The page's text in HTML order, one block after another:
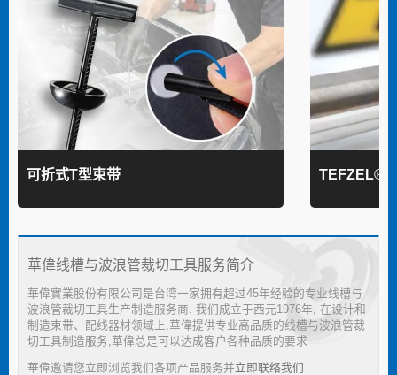
可折式T型束带 TEFZEL®
華偉线槽与波浪管裁切工具服务简介
華偉實業股份有限公司是台湾一家拥有超过45年经验的专业线槽与
波浪管裁切工具生产制造服务商. 我们成立于西元1976年, 在设计和
制造束带、配线器材领域上,華偉提供专业高品质的线槽与波浪管裁
切工具制造服务,華偉总是可以达成客户各种品质的要求
華偉邀请您立即浏览我们各项产品服务并立即联络我们